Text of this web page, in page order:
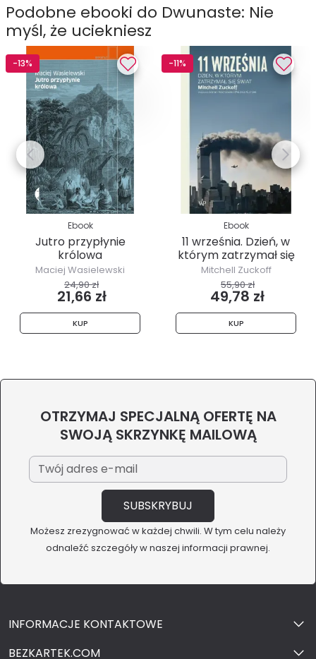
Podobne ebooki do Dwunaste: Nie
myśl, że uciekniesz
-13%
Ebook
Jutro przypłynie
królowa
Maciej Wasielewski
24,90 zł
21,66 zł
KUP
-11%
Ebook
11 września. Dzień, w
którym zatrzymał się
świat
Mitchell Zuckoff
55,90 zł
49,78 zł
KUP
OTRZYMAJ SPECJALNĄ OFERTĘ NA
SWOJĄ SKRZYNKĘ MAILOWĄ
Możesz zrezygnować w każdej chwili. W tym celu należy
odnaleźć szczegóły w naszej informacji prawnej.
INFORMACJE KONTAKTOWE
BEZKARTEK.COM